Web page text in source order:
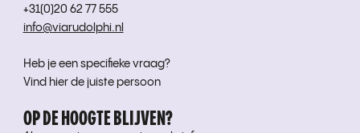
+31(0)20 62 77 555
info@viarudolphi.nl
Heb je een specifieke vraag?
Vind hier de juiste persoon
OP DE HOOGTE BLIJVEN?